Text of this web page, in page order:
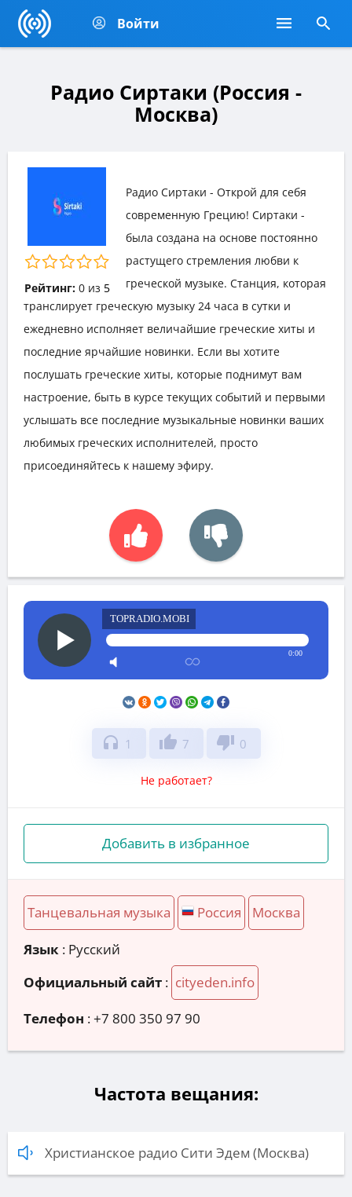
Войти
Радио Сиртаки (Россия -
Москва)
Рейтинг: 0из 5
Радио Сиртаки - Открой для себя
современную Грецию! Сиртаки -
была создана на основе постоянно
растущего стремления любви к
греческой музыке. Станция, которая
транслирует греческую музыку 24 часа в сутки и
ежедневно исполняет величайшие греческие хиты и
последние ярчайшие новинки. Если вы хотите
послушать греческие хиты, которые поднимут вам
настроение, быть в курсе текущих событий и первыми
услышать все последние музыкальные новинки ваших
любимых греческих исполнителей, просто
присоединяйтесь к нашему эфиру.
TOPRADIO.MOBI
0:00
headphones 1 thumb_up 7 thumb_down 0
Не работает?
Добавить в избранное
Танцевальная музыка Россия Москва
Язык : Русский
Официальный сайт : cityeden.info
Телефон :+7 800 350 97 90
Частота вещания:
Христианское радио Сити Эдем (Москва)